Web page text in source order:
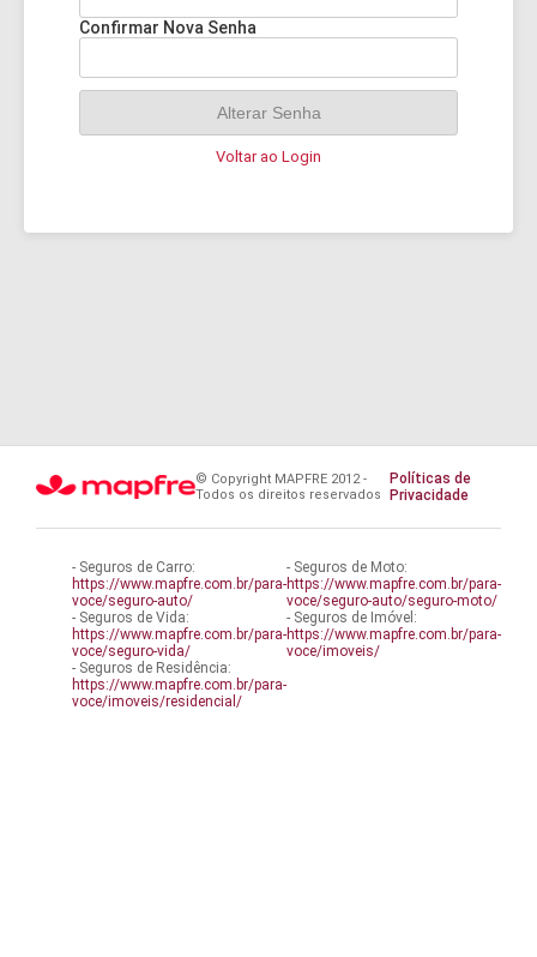
Confirmar Nova Senha
Alterar Senha
Voltar ao Login
© Copyright MAPFRE 2012 -
Todos os direitos reservados
Políticas de
Privacidade
- Seguros de Carro:
https://www.mapfre.com.br/para-
voce/seguro-auto/
- Seguros de Vida:
https://www.mapfre.com.br/para-
voce/seguro-vida/
- Seguros de Residência:
https://www.mapfre.com.br/para-
voce/imoveis/residencial/
- Seguros de Moto:
https://www.mapfre.com.br/para-
voce/seguro-auto/seguro-moto/
- Seguros de Imóvel:
https://www.mapfre.com.br/para-
voce/imoveis/